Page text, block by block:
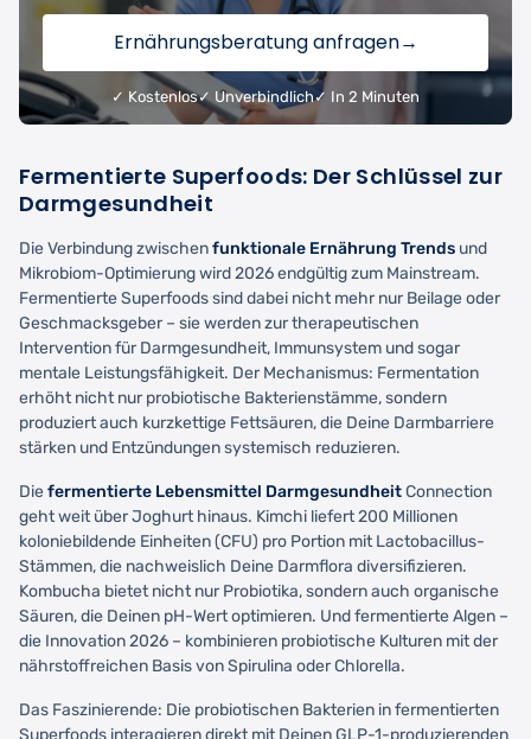
Ernährungsberatung anfragen→
✓ Kostenlos✓ Unverbindlich✓ In 2 Minuten
Fermentierte Superfoods: Der Schlüssel zur
Darmgesundheit
Die Verbindung zwischenfunktionale Ernährung Trends und
Mikrobiom-Optimierung wird 2026 endgültig zum Mainstream.
Fermentierte Superfoods sind dabei nicht mehr nur Beilage oder
Geschmacksgeber – sie werden zur therapeutischen
Intervention für Darmgesundheit, Immunsystem und sogar
mentale Leistungsfähigkeit. Der Mechanismus: Fermentation
erhöht nicht nur probiotische Bakterienstämme, sondern
produziert auch kurzkettige Fettsäuren, die Deine Darmbarriere
stärken und Entzündungen systemisch reduzieren.
Diefermentierte Lebensmittel DarmgesundheitConnection
geht weit über Joghurt hinaus. Kimchi liefert 200 Millionen
koloniebildende Einheiten (CFU) pro Portion mit Lactobacillus-
Stämmen, die nachweislich Deine Darmflora diversifizieren.
Kombucha bietet nicht nur Probiotika, sondern auch organische
Säuren, die Deinen pH-Wert optimieren. Und fermentierte Algen –
die Innovation 2026 – kombinieren probiotische Kulturen mit der
nährstoffreichen Basis von Spirulina oder Chlorella.
Das Faszinierende: Die probiotischen Bakterien in fermentierten
Superfoods interagieren direkt mit Deinen GLP-1-produzierenden